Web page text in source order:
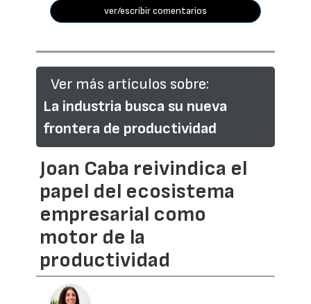
ver/escribir comentarios
Ver más artículos sobre:
La industria busca su nueva
frontera de productividad
Joan Caba reivindica el
papel del ecosistema
empresarial como
motor de la
productividad